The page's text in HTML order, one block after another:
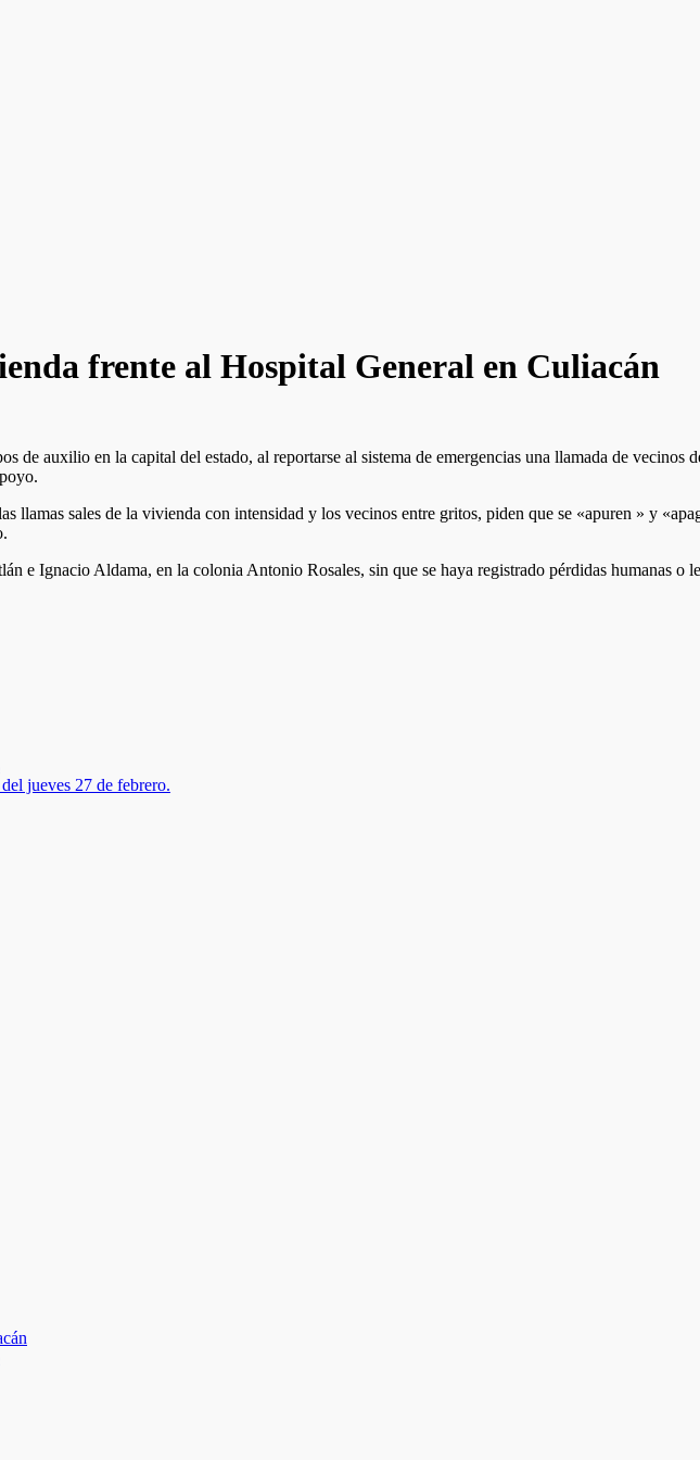
frente al Hospital General en Culiacán
de auxilio en la capital del estado, al reportarse al sistema de emergencias una llamada de vecinos
llamas sales de la vivienda con intensidad y los vecinos entre gritos, piden que se «apuren » y
e Ignacio Aldama, en la colonia Antonio Rosales, sin que se haya registrado pérdidas humanas o
jueves 27 de febrero.